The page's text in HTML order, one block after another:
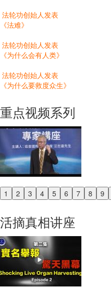
法轮功创始人发表
《法难》
法轮功创始人发表
《为什么会有人类》
法轮功创始人发表
《为什么要救度众生》
重点视频系列
1 2 3 4 5 6 7 8 9
Previous
活摘真相讲座